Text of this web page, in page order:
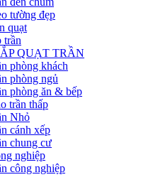
tường đẹp
quạt
trần
QUẠT TRẦN
phòng khách
phòng ngủ
phòng ăn & bếp
trần thấp
Nhỏ
cánh xếp
chung cư
nghiệp
công nghiệp